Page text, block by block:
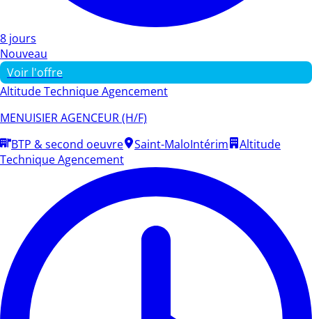
8 jours
Nouveau
Voir l'offre
Altitude Technique Agencement
MENUISIER AGENCEUR (H/F)
BTP & second oeuvre
Saint-MaloIntérim
Altitude
Technique Agencement